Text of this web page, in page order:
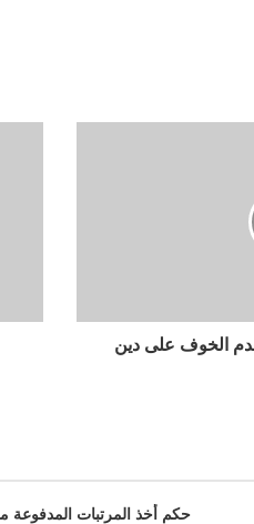
الخوف على دين
حكم أخذ المرتبات المدفوعة